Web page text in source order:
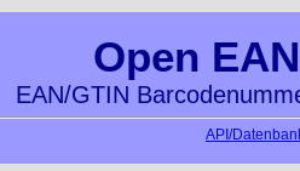
Open
EAN/GTIN
API/